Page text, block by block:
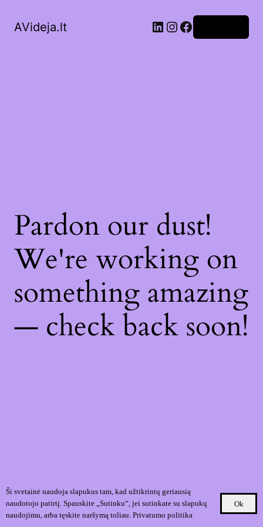
AVideja.lt LinkedIn
Instagram
Facebook
Pardon our dust!
We're working on
something amazing
— check back soon!
Ši svetainė naudoja slapukus tam, kad užtikrintų geriausią
naudotojo patirtį. Spauskite „Sutinku“, jei sutinkate su slapukų
naudojimu, arba tęskite naršymą toliau. Privatumo politika
Ok